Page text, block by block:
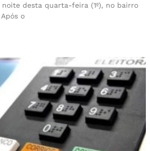
noite desta quarta-feira (1º), no bairro
o